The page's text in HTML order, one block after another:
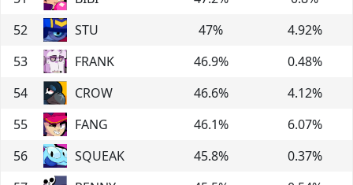
52
STU 47% 4.92%
53
FRANK 46.9% 0.48%
54
CROW 46.6% 4.12%
55
FANG 46.1% 6.07%
56
SQUEAK 45.8% 0.37%